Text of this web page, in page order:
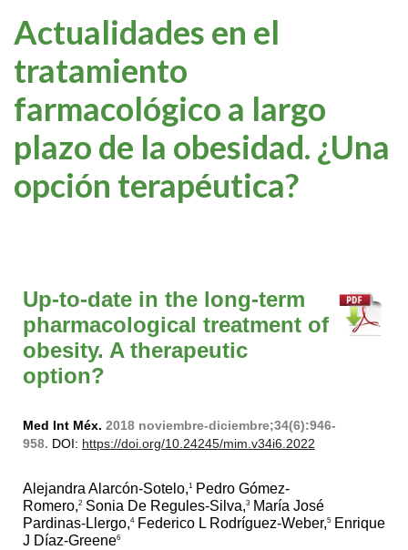
Actualidades en el
tratamiento
farmacológico a largo
plazo de la obesidad. ¿Una
opción terapéutica?
Up-to-date in the long-term
pharmacological treatment of
obesity. A therapeutic
option?
Med Int Méx. 2018 noviembre-diciembre;34(6):946-
958. DOI: https://doi.org/10.24245/mim.v34i6.2022
Alejandra Alarcón-Sotelo,1
Pedro Gómez-
Romero,2 Sonia De Regules-Silva,3
María José
Pardinas-Llergo,4Federico L Rodríguez-Weber,5
Enrique
J Díaz-Greene6